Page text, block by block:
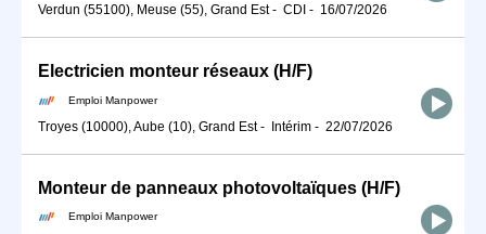
Verdun (55100), Meuse (55), Grand Est- CDI - 16/07/2026
Electricien monteur réseaux (H/F)
Emploi Manpower
Troyes (10000), Aube (10), Grand Est- Intérim - 22/07/2026
Monteur de panneaux photovoltaïques (H/F)
Emploi Manpower